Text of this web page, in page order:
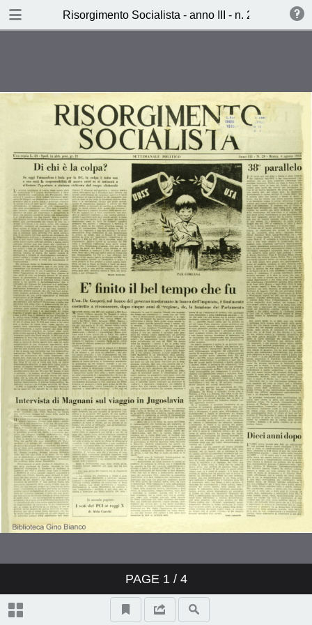
Risorgimento Socialista - anno III - n. 29 - 4
PAGE 1/ 4
TABLE OF CONTENTS
I voti del PCI ai raggi X ( Aldo
Dietro la grande Muraglia (Lucio
Libertini)
Ieri, Oggi, Domani (L.L.)